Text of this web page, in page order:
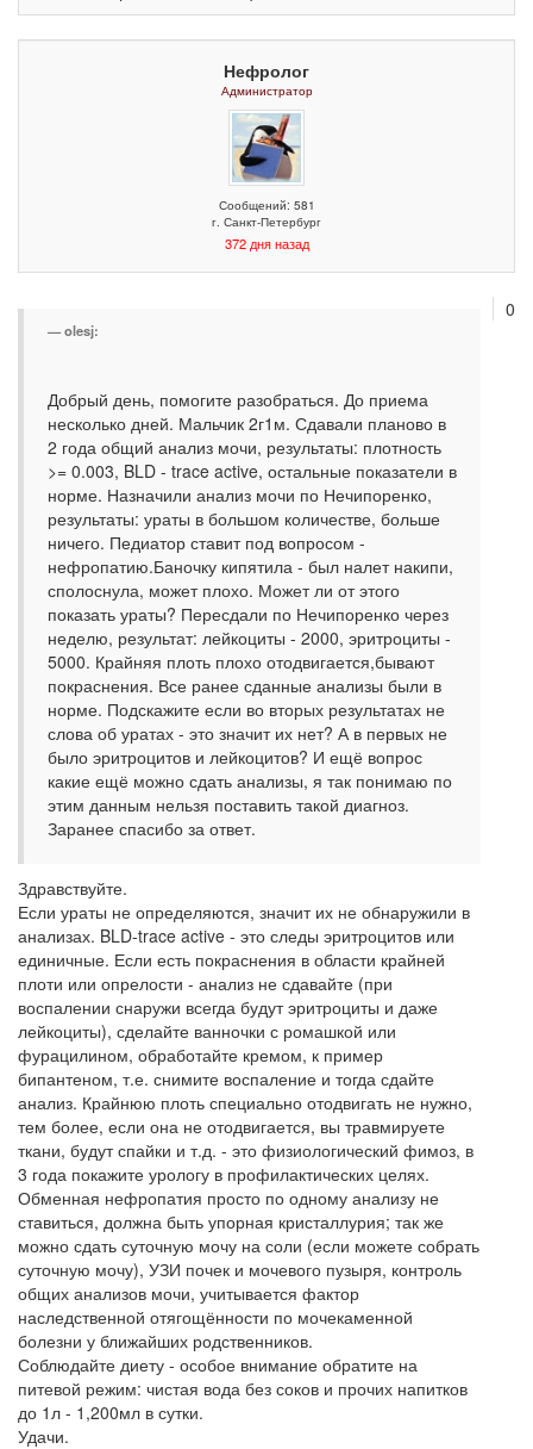
Нефролог
Администратор
Сообщений: 581
г. Санкт-Петербург
372 дня назад
0
olesj:
Добрый день, помогите разобраться. До приема
несколько дней. Мальчик 2г1м. Сдавали планово в
2 года общий анализ мочи, результаты: плотность
>= 0.003, BLD - trace active, остальные показатели в
норме. Назначили анализ мочи по Нечипоренко,
результаты: ураты в большом количестве, больше
ничего. Педиатор ставит под вопросом -
нефропатию.Баночку кипятила - был налет накипи,
сполоснула, может плохо. Может ли от этого
показать ураты? Пересдали по Нечипоренко через
неделю, результат: лейкоциты - 2000, эритроциты -
5000. Крайняя плоть плохо отодвигается,бывают
покраснения. Все ранее сданные анализы были в
норме. Подскажите если во вторых результатах не
слова об уратах - это значит их нет? А в первых не
было эритроцитов и лейкоцитов? И ещё вопрос
какие ещё можно сдать анализы, я так понимаю по
этим данным нельзя поставить такой диагноз.
Заранее спасибо за ответ.
Здравствуйте.
Если ураты не определяются, значит их не обнаружили в
анализах. BLD-trace active - это следы эритроцитов или
единичные. Если есть покраснения в области крайней
плоти или опрелости - анализ не сдавайте (при
воспалении снаружи всегда будут эритроциты и даже
лейкоциты), сделайте ванночки с ромашкой или
фурацилином, обработайте кремом, к пример
бипантеном, т.е. снимите воспаление и тогда сдайте
анализ. Крайнюю плоть специально отодвигать не нужно,
тем более, если она не отодвигается, вы травмируете
ткани, будут спайки и т.д. - это физиологический фимоз, в
3 года покажите урологу в профилактических целях.
Обменная нефропатия просто по одному анализу не
ставиться, должна быть упорная кристаллурия; так же
можно сдать суточную мочу на соли (если можете собрать
суточную мочу), УЗИ почек и мочевого пузыря, контроль
общих анализов мочи, учитывается фактор
наследственной отягощённости по мочекаменной
болезни у ближайших родственников.
Соблюдайте диету - особое внимание обратите на
питевой режим: чистая вода без соков и прочих напитков
до 1л - 1,200мл в сутки.
Удачи.